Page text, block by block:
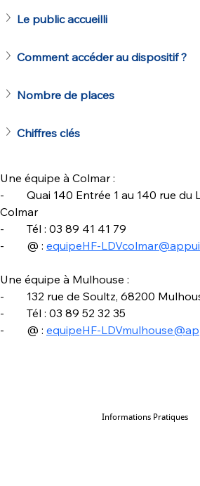
Le public accueilli
Comment accéder au dispositif ?
Nombre de places
Chiffres clés
Une équipe à Colmar :
-        Quai 140 Entrée 1 au 140 rue
Colmar
-        Tél : 03 89 41 41 79
-        @ : equipeHF-
Une équipe à Mulhouse :
-        132 rue de Soultz, 68200
-        Tél : 03 89 52 32 35
-        @ : equipeHF-
Informations Pratiques